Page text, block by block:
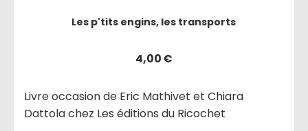
Les p'tits engins, les transports
4,00€
Livre occasion de Eric Mathivet et Chiara
Dattola chez Les éditions du Ricochet